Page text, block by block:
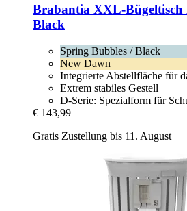
Brabantia XXL-​Bügeltisch
Black
Spring Bubbles / Black
New Dawn
Integrierte Abstellfläche für
Extrem stabiles Gestell
D-Serie: Spezialform für
€ 143,99
Gratis Zustellung bis 11. August